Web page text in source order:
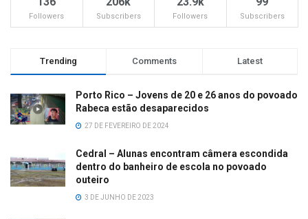
Followers Subscribers Followers Subscribers
Trending Comments Latest
Porto Rico – Jovens de 20 e 26 anos do povoado
Rabeca estão desaparecidos
27 DE FEVEREIRO DE 2024
Cedral – Alunas encontram câmera escondida
dentro do banheiro de escola no povoado
outeiro
3 DE JUNHO DE 2023